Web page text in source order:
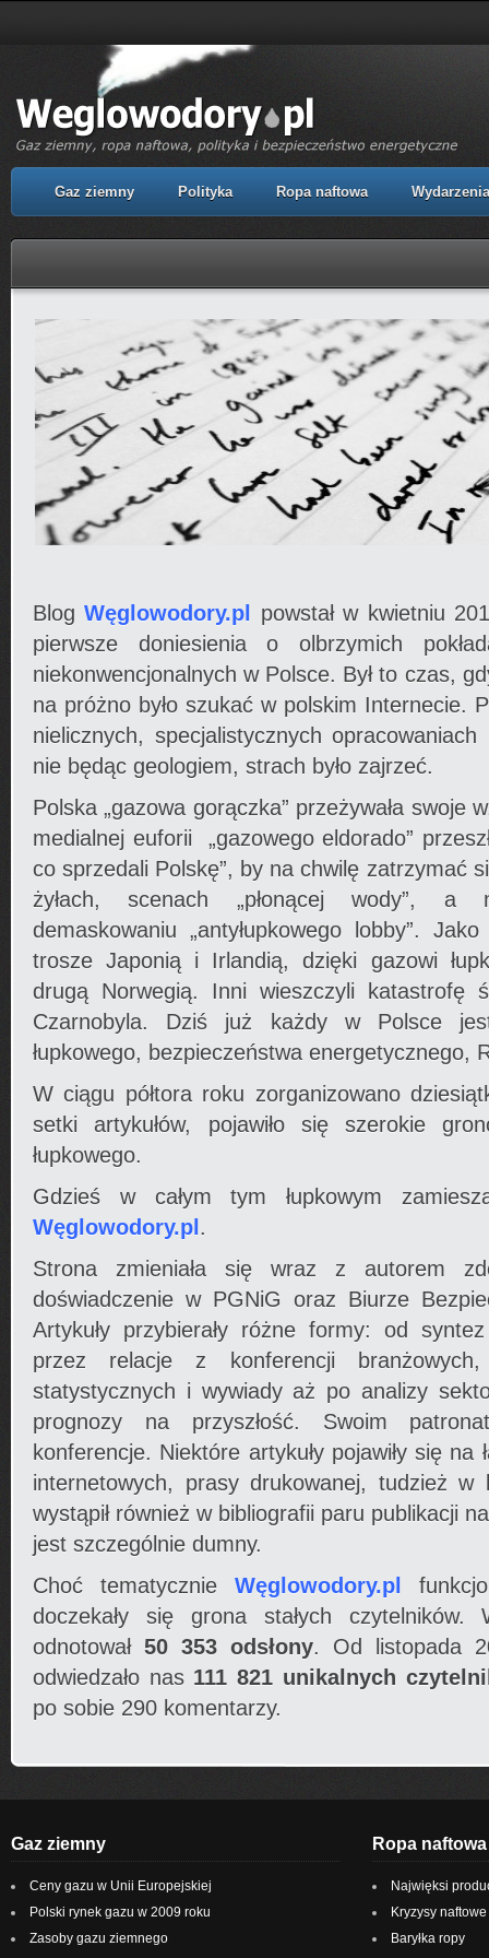
Gaz ziemny Polityka Ropa naftowa Wydarzenia
BlogWęglowodory.pl
powstał w kwietniu
pierwsze doniesienia o olbrzymich
niekonwencjonalnych w Polsce. Był to czas,
na próżno było szukać w polskim Internecie.
nielicznych, specjalistycznych
nie będąc geologiem, strach było zajrzeć.
Polska „gazowa gorączka” przeżywała swoje
medialnej euforii „gazowego eldorado”
co sprzedali Polskę”, by na chwilę zatrzymać
żyłach, scenach „płonącej wody”, a
demaskowaniu „antyłupkowego lobby”.
trosze Japonią i Irlandią, dzięki gazowi
drugą Norwegią. Inni wieszczyli katastrofę
Czarnobyla. Dziś już każdy w Polsce
łupkowego, bezpieczeństwa energetycznego,
W ciągu półtora roku zorganizowano
setki artykułów, pojawiło się szerokie
łupkowego.
Gdzieś w całym tym łupkowym
Węglowodory.pl .
Strona zmieniała się wraz z autorem
doświadczenie w PGNiG oraz Biurze
Artykuły przybierały różne formy: od
przez relacje z konferencji branżowych,
statystycznych i wywiady aż po analizy
prognozy na przyszłość. Swoim
konferencje. Niektóre artykuły pojawiły się na
internetowych, prasy drukowanej, tudzież w
wystąpił również w bibliografii paru publikacji
jest szczególnie dumny.
Choć tematycznie Węglowodory.pl
doczekały się grona stałych
odnotował 50 353 odsłony. Od listopada
odwiedzało nas 111 821 unikalnych
po sobie 290 komentarzy.
Gaz ziemny
Ceny gazu w Unii Europejskiej
Polski rynek gazu w 2009 roku
Zasoby gazu ziemnego
Ropa naftowa
Najwięksi
Kryzysy naftowe
Baryłka ropy